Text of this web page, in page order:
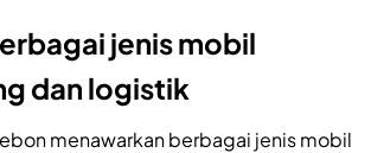
jenis mobil
dan logistik
menawarkan berbagai jenis mobil